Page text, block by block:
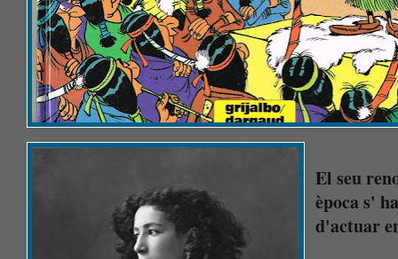
El seu
època s'
d'actuar